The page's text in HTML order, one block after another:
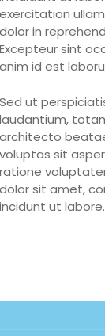
exercitation
dolor in
Excepteur sint
anim id est
Sed ut
laudantium,
architecto
voluptas sit
ratione
dolor sit amet,
incidunt ut labore.